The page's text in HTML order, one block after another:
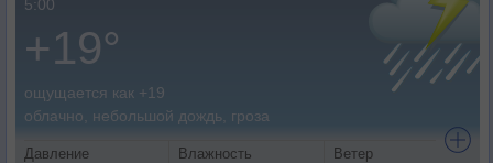
5:00
+19°
ощущается как +19
облачно, небольшой дождь, гроза
Давление Влажность Ветер